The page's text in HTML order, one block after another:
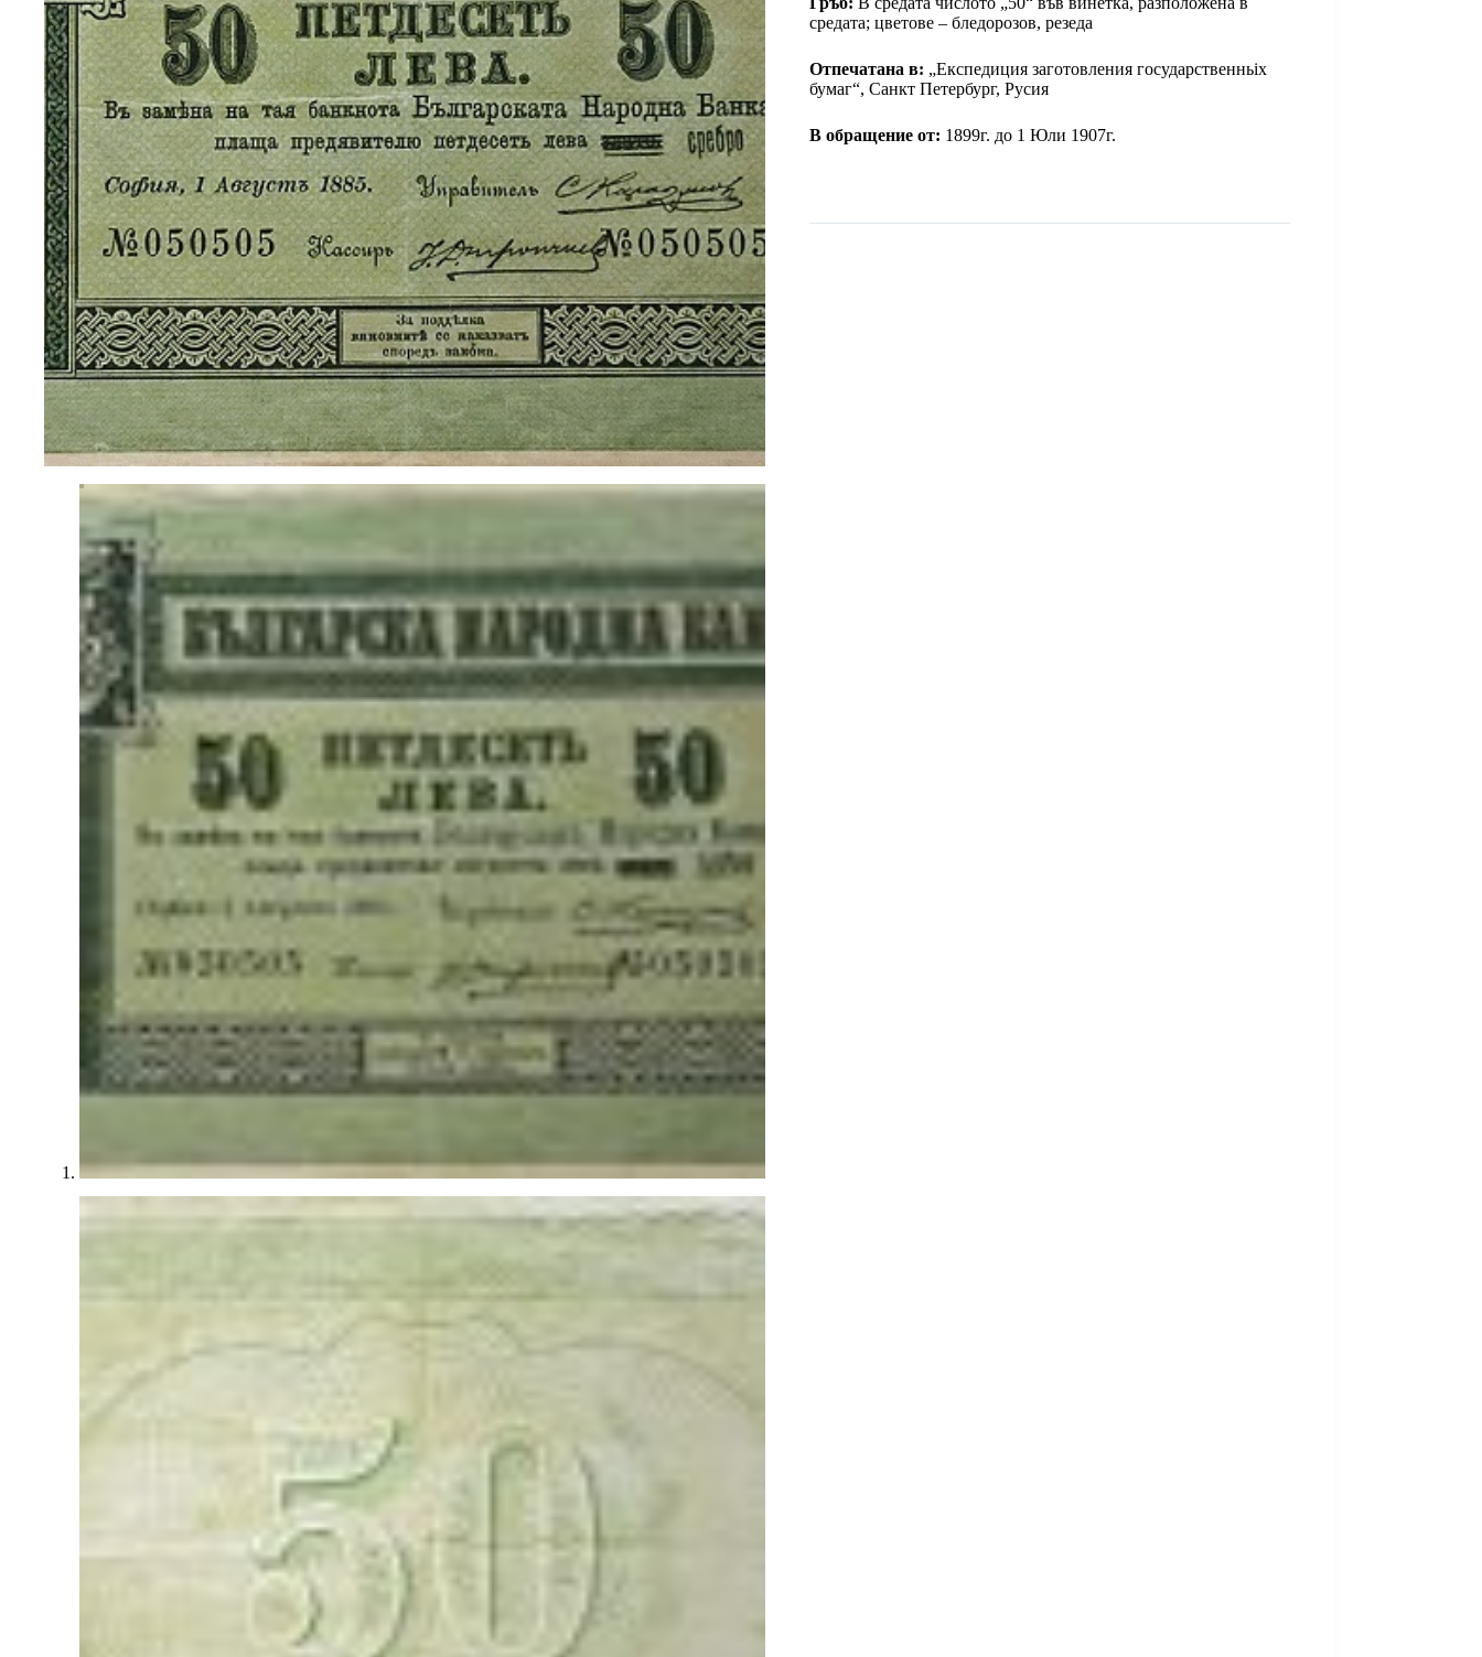
средата; цветове – бледорозов, резеда
Отпечатана в: „Експедиция заготовления государственньiх
бумаг“, Санкт Петербург, Русия
В обращение от: 1899г. до 1 Юли 1907г.